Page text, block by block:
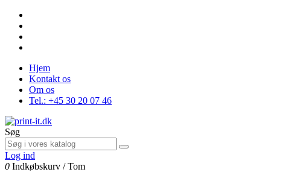
Hjem
Kontakt os
Om os
Tel.: +45 30 20 07 46
Søg
Log ind
0 Indkøbskurv /Tom